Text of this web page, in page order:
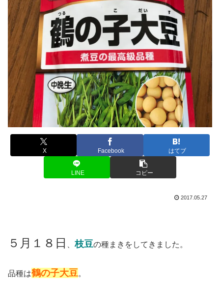
X Facebook はてブ
LINE コピー
2017.05.27
５月１８日 、枝豆の種まきをしてきました。
品種は鶴の子大豆。